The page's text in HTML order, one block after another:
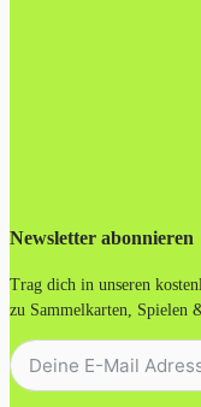
Newsletter abonnieren
Trag dich in unseren
zu Sammelkarten, Spielen